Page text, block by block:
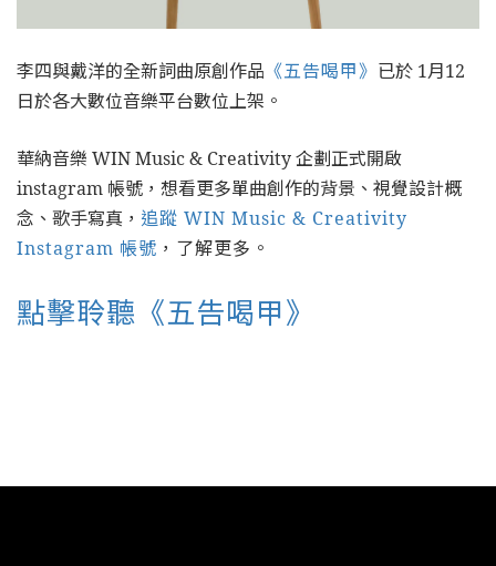
李四與戴洋的全新詞曲原創作品 《五告喝甲》 已於 1月12
日於各大數位音樂平台數位上架。
華納音樂 WIN Music & Creativity 企劃正式開啟
instagram 帳號，想看更多單曲創作的背景、視覺設計概
念、歌手寫真， 追蹤 WIN Music & Creativity
Instagram 帳號 ，了解更多。
點擊聆聽《五告喝甲》